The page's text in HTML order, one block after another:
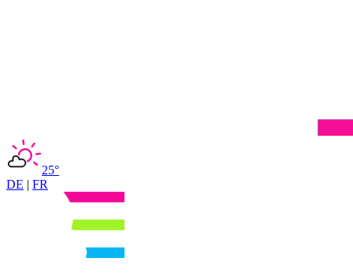
25°
DE | FR